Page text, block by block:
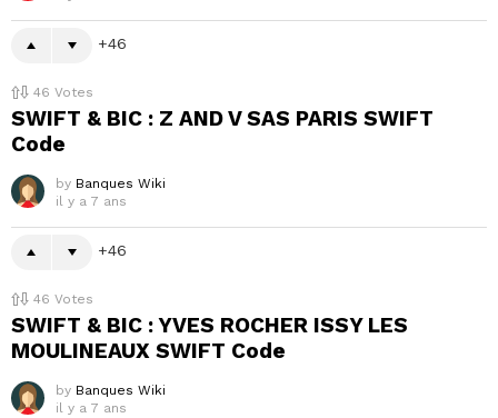
46
46 Votes
SWIFT & BIC : Z AND V SAS PARIS SWIFT
Code
by Banques Wiki
il y a 7 ans
46
46 Votes
SWIFT & BIC : YVES ROCHER ISSY LES
MOULINEAUX SWIFT Code
by Banques Wiki
il y a 7 ans